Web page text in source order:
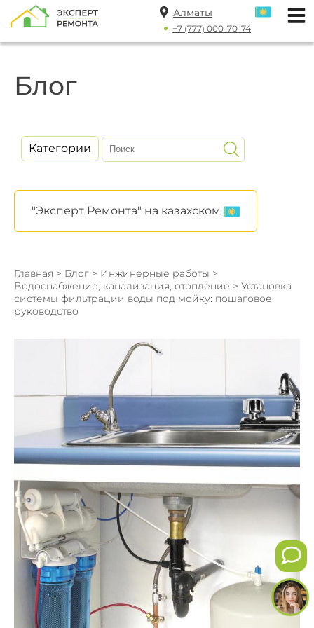
Алматы
+7 (777) 000-70-74
Блог
Категории
"Эксперт Ремонта" на казахском
Главная > Блог > Инжинерные работы >
Водоснабжение, канализация, отопление > Установка
системы фильтрации воды под мойку: пошаговое
руководство